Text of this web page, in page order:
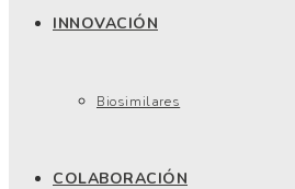
INNOVACIÓN
Biosimilares
COLABORACIÓN